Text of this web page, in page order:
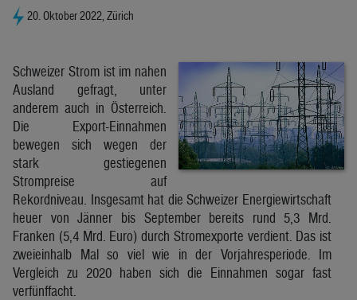
20. Oktober 2022, Zürich
Schweizer Strom ist im nahen
Ausland gefragt, unter
anderem auch in Österreich.
Die Export-Einnahmen
bewegen sich wegen der
stark gestiegenen
Strompreise auf
Rekordniveau. Insgesamt hat die Schweizer Energiewirtschaft
heuer von Jänner bis September bereits rund 5,3 Mrd.
Franken (5,4 Mrd. Euro) durch Stromexporte verdient. Das ist
zweieinhalb Mal so viel wie in der Vorjahresperiode. Im
Vergleich zu 2020 haben sich die Einnahmen sogar fast
verfünffacht.